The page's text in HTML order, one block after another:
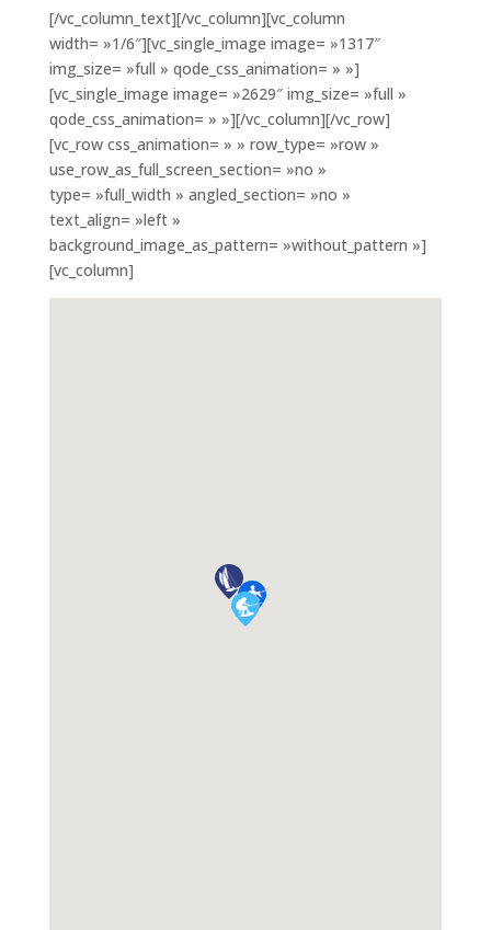
[/vc_column_text][/vc_column][vc_column
width= »1/6″][vc_single_image image= »1317″
img_size= »full » qode_css_animation= » »]
[vc_single_image image= »2629″ img_size= »full »
qode_css_animation= » »][/vc_column][/vc_row]
[vc_row css_animation= » » row_type= »row »
use_row_as_full_screen_section= »no »
type= »full_width » angled_section= »no »
text_align= »left »
background_image_as_pattern= »without_pattern »]
[vc_column]